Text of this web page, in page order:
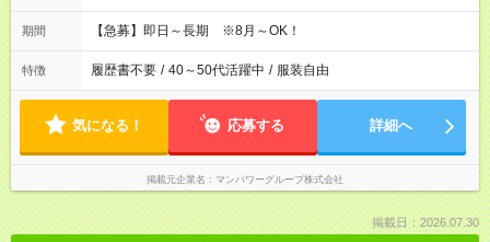
期間 【急募】即日～長期 ※8月～OK！
特徴 履歴書不要 / 40～50代活躍中 / 服装自由
気になる！ 応募する 詳細へ
掲載元企業名 マンパワーグループ株式会社
掲載日：2026.07.30